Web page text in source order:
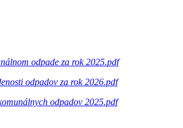
odpade za rok 2025.pdf
odpadov za rok 2026.pdf
odpadov 2025.pdf